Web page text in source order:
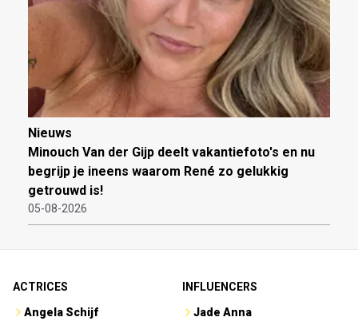
Nieuws
Minouch Van der Gijp deelt vakantiefoto's en nu
begrijp je ineens waarom René zo gelukkig
getrouwd is!
05-08-2026
ACTRICES
Angela Schijf
INFLUENCERS
Jade Anna